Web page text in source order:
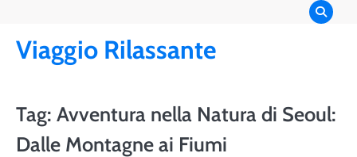
content
Viaggio Rilassante
Tag: Avventura nella Natura di Seoul:
Dalle Montagne ai Fiumi